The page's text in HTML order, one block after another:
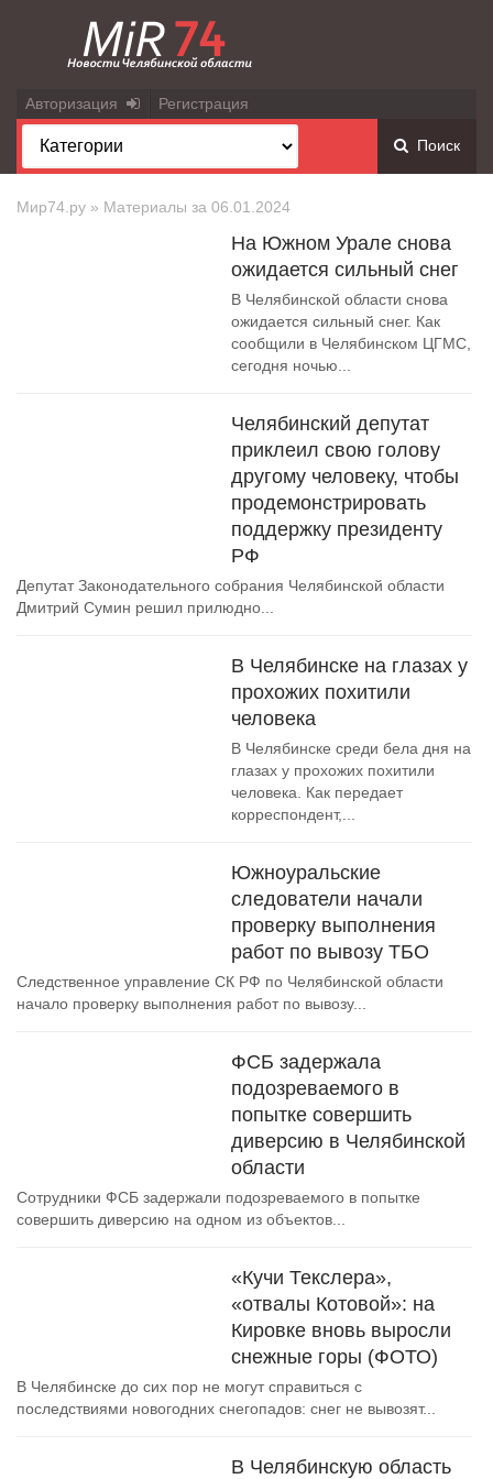
Авторизация Регистрация
Поиск
Мир74.ру » Материалы за 06.01.2024
На Южном Урале снова
ожидается сильный снег
В Челябинской области снова
ожидается сильный снег. Как
сообщили в Челябинском ЦГМС,
сегодня ночью...
Челябинский депутат
приклеил свою голову
другому человеку, чтобы
продемонстрировать
поддержку президенту
РФ
Депутат Законодательного собрания Челябинской области
Дмитрий Сумин решил прилюдно...
В Челябинске на глазах у
прохожих похитили
человека
В Челябинске среди бела дня на
глазах у прохожих похитили
человека. Как передает
корреспондент,...
Южноуральские
следователи начали
проверку выполнения
работ по вывозу ТБО
Следственное управление СК РФ по Челябинской области
начало проверку выполнения работ по вывозу...
ФСБ задержала
подозреваемого в
попытке совершить
диверсию в Челябинской
области
Сотрудники ФСБ задержали подозреваемого в попытке
совершить диверсию на одном из объектов...
«Кучи Текслера»,
«отвалы Котовой»: на
Кировке вновь выросли
снежные горы (ФОТО)
В Челябинске до сих пор не могут справиться с
последствиями новогодних снегопадов: снег не вывозят...
В Челябинскую область